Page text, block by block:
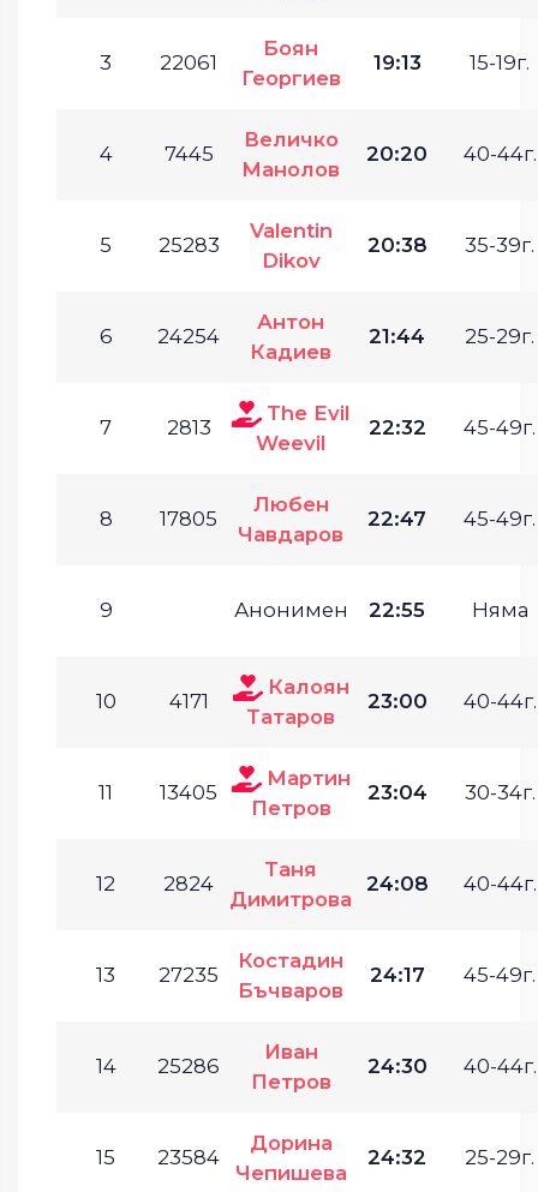
3 22061
Боян
Георгиев
19:13 15-19г.
4 7445
Величко
Манолов
20:20 40-44г.
5 25283
Valentin
Dikov
20:38 35-39г.
6 24254
Антон
Кадиев
21:44 25-29г.
7 2813
The Evil
Weevil
22:32 45-49г.
8 17805
Любен
Чавдаров
22:47 45-49г.
9 Анонимен 22:55 Няма
10 4171
Калоян
Татаров
23:00 40-44г.
11 13405
Мартин
Петров
23:04 30-34г.
12 2824
Таня
Димитрова
24:08 40-44г.
13 27235
Костадин
Бъчваров
24:17 45-49г.
14 25286
Иван
Петров
24:30 40-44г.
15 23584
Дорина
Чепишева
24:32 25-29г.